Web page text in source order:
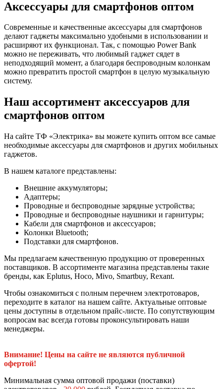
Аксессуары для смартфонов оптом
Современные и качественные аксессуары для смартфонов
делают гаджеты максимально удобными в использовании и
расширяют их функционал. Так, с помощью Power Bank
можно не переживать, что любимый гаджет сядет в
неподходящий момент, а благодаря беспроводным колонкам
можно превратить простой смартфон в целую музыкальную
систему.
Наш ассортимент аксессуаров для
смартфонов оптом
На сайте ТФ «Электрика» вы можете купить оптом все самые
необходимые аксессуары для смартфонов и других мобильных
гаджетов.
В нашем каталоге представлены:
Внешние аккумуляторы;
Адаптеры;
Проводные и беспроводные зарядные устройства;
Проводные и беспроводные наушники и гарнитуры;
Кабели для смартфонов и аксессуаров;
Колонки Bluetooth;
Подставки для смартфонов.
Мы предлагаем качественную продукцию от проверенных
поставщиков. В ассортименте магазина представлены такие
бренды, как Eplutus, Hoco, Mivo, Smartbuy, Rexant.
Чтобы ознакомиться с полным перечнем электротоваров,
переходите в каталог на нашем сайте. Актуальные оптовые
цены доступны в отдельном прайс-листе. По сопутствующим
вопросам вас всегда готовы проконсультировать наши
менеджеры.
Внимание! Цены на сайте не являются публичной
офертой!
Минимальная сумма оптовой продажи (поставки)